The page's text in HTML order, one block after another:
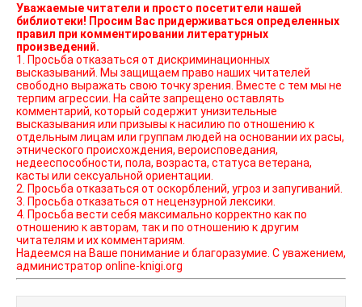
Уважаемые читатели и просто посетители нашей
библиотеки! Просим Вас придерживаться определенных
правил при комментировании литературных
произведений.
1. Просьба отказаться от дискриминационных
высказываний. Мы защищаем право наших читателей
свободно выражать свою точку зрения. Вместе с тем мы не
терпим агрессии. На сайте запрещено оставлять
комментарий, который содержит унизительные
высказывания или призывы к насилию по отношению к
отдельным лицам или группам людей на основании их расы,
этнического происхождения, вероисповедания,
недееспособности, пола, возраста, статуса ветерана,
касты или сексуальной ориентации.
2. Просьба отказаться от оскорблений, угроз и запугиваний.
3. Просьба отказаться от нецензурной лексики.
4. Просьба вести себя максимально корректно как по
отношению к авторам, так и по отношению к другим
читателям и их комментариям.
Надеемся на Ваше понимание и благоразумие. С уважением,
администратор online-knigi.org